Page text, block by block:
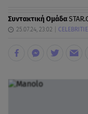
Συντακτική Ομάδα
25.07.24, 23:02